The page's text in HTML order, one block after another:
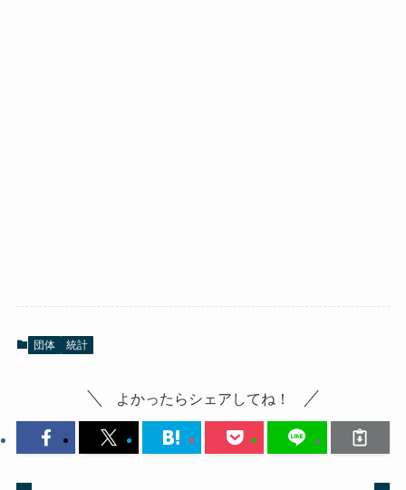
団体 統計
よかったらシェアしてね！